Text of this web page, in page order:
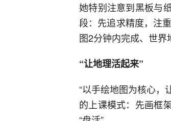
她特别注意到黑板与
段：先追求精度，注
图2分钟内完成、世界
“让地理活起来”
“以手绘地图为核心，
的上课模式：先画框